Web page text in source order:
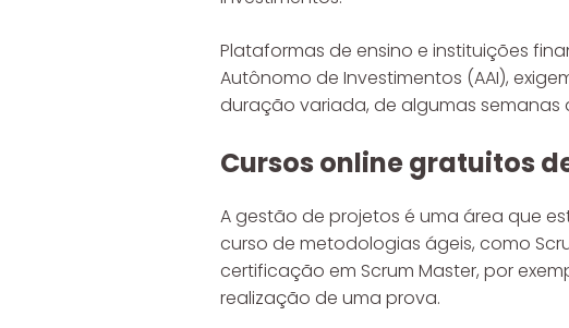
Plataformas de ensino e instituições
Autônomo de Investimentos (AAI),
duração variada, de algumas semanas
Cursos online gratuitos
A gestão de projetos é uma área que
curso de metodologias ágeis, como
certificação em Scrum Master, por
realização de uma prova.